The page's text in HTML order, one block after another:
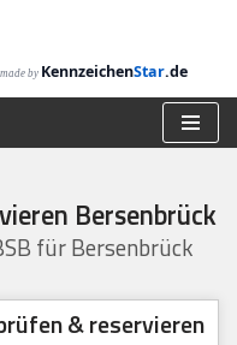
made by KennzeichenStar.de
Bersenbrück
für Bersenbrück
& reservieren